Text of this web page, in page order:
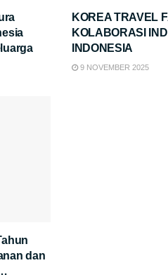
KOREA TRAVEL
KOLABORASI
INDONESIA
9 NOVEMBER 2025
dan